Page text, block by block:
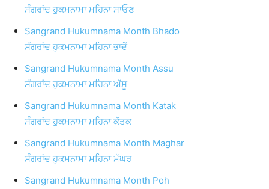
ਸੰਗਰਾਂਦ ਹੁਕਮਨਾਮਾ ਮਹਿਨਾ ਸਾਓਣ
Sangrand Hukumnama Month Bhado
ਸੰਗਰਾਂਦ ਹੁਕਮਨਾਮਾ ਮਹਿਨਾ ਭਾਦੋਂ
Sangrand Hukumnama Month Assu
ਸੰਗਰਾਂਦ ਹੁਕਮਨਾਮਾ ਮਹਿਨਾ ਅੱਸੂ
Sangrand Hukumnama Month Katak
ਸੰਗਰਾਂਦ ਹੁਕਮਨਾਮਾ ਮਹਿਨਾ ਕੱਤਕ
Sangrand Hukumnama Month Maghar
ਸੰਗਰਾਂਦ ਹੁਕਮਨਾਮਾ ਮਹਿਨਾ ਮੱਘਰ
Sangrand Hukumnama Month Poh